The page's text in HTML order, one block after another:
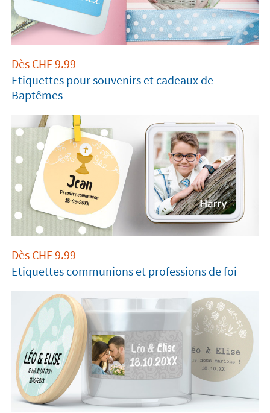
Dès CHF9.99
Etiquettes pour souvenirs et cadeaux de
Baptêmes
Dès CHF9.99
Etiquettes communions et professions de foi